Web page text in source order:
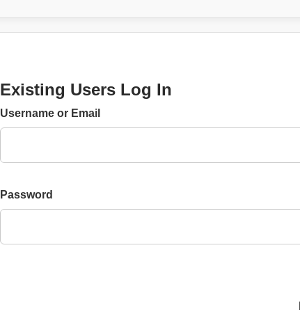
Existing Users Log In
Username or Email
Password